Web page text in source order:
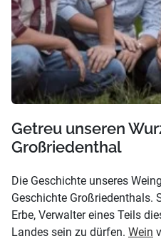
Getreu unseren
Großriedenthal
Die Geschichte unseres
Geschichte Großriedenthals.
Erbe, Verwalter eines Teils
Landes sein zu dürfen. Wein